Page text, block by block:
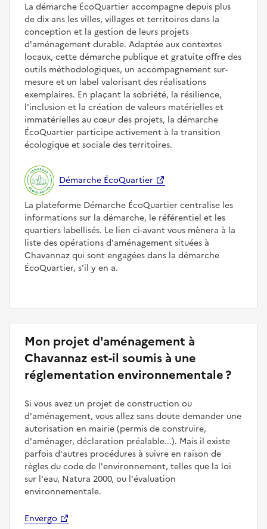
La démarche ÉcoQuartier accompagne depuis plus
de dix ans les villes, villages et territoires dans la
conception et la gestion de leurs projets
d'aménagement durable. Adaptée aux contextes
locaux, cette démarche publique et gratuite offre des
outils méthodologiques, un accompagnement sur-
mesure et un label valorisant des réalisations
exemplaires. En plaçant la sobriété, la résilience,
l'inclusion et la création de valeurs matérielles et
immatérielles au cœur des projets, la démarche
ÉcoQuartier participe activement à la transition
écologique et sociale des territoires.
Démarche ÉcoQuartier
La plateforme Démarche ÉcoQuartier centralise les
informations sur la démarche, le référentiel et les
quartiers labellisés. Le lien ci-avant vous mènera à la
liste des opérations d'aménagement situées à
Chavannaz qui sont engagées dans la démarche
ÉcoQuartier, s'il y en a.
Mon projet d'aménagement à
Chavannaz est-il soumis à une
réglementation environnementale ?
Si vous avez un projet de construction ou
d'aménagement, vous allez sans doute demander une
autorisation en mairie (permis de construire,
d'aménager, déclaration préalable...). Mais il existe
parfois d'autres procédures à suivre en raison de
règles du code de l'environnement, telles que la loi
sur l'eau, Natura 2000, ou l'évaluation
environnementale.
Envergo